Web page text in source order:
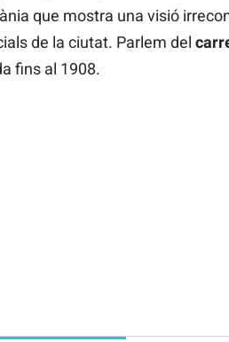
que mostra una visió
de la ciutat. Parlem del
fins al 1908.